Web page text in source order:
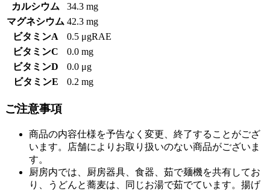
カルシウム
34.3 mg
マグネシウム 42.3 mg
ビタミンA
0.5 μgRAE
ビタミンC
0.0 mg
ビタミンD
0.0 μg
ビタミンE
0.2 mg
ご注意事項
商品の内容仕様を予告なく変更、終了することがござ
います。店舗によりお取り扱いのない商品がございま
す。
厨房内では、厨房器具、食器、茹で麺機を共有してお
り、うどんと蕎麦は、同じお湯で茹でています。揚げ